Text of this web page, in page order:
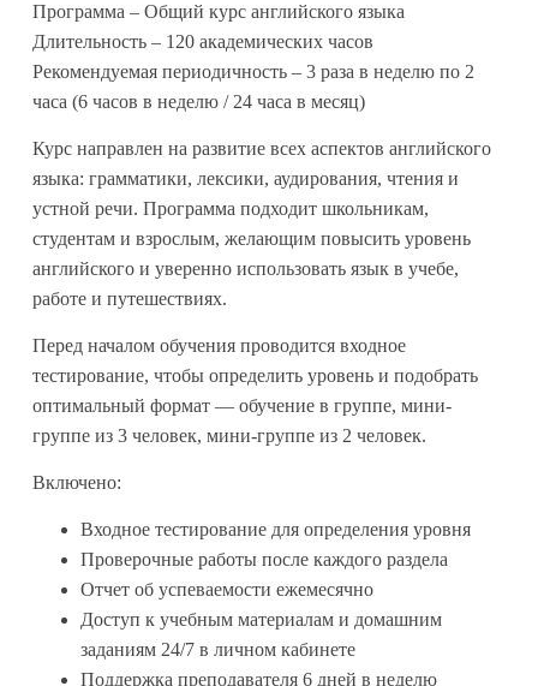
Программа – Общий курс английского языка
Длительность – 120 академических часов
Рекомендуемая периодичность – 3 раза в неделю по 2
часа (6 часов в неделю / 24 часа в месяц)
Курс направлен на развитие всех аспектов английского
языка: грамматики, лексики, аудирования, чтения и
устной речи. Программа подходит школьникам,
студентам и взрослым, желающим повысить уровень
английского и уверенно использовать язык в учебе,
работе и путешествиях.
Перед началом обучения проводится входное
тестирование, чтобы определить уровень и подобрать
оптимальный формат — обучение в группе, мини-
группе из 3 человек, мини-группе из 2 человек.
Включено:
Входное тестирование для определения уровня
Проверочные работы после каждого раздела
Отчет об успеваемости ежемесячно
Доступ к учебным материалам и домашним
заданиям 24/7 в личном кабинете
Поддержка преподавателя 6 дней в неделю